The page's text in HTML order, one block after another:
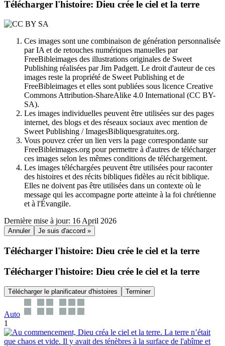
Télécharger l'histoire: Dieu crée le ciel et la terre
Ces images sont une combinaison de génération personnalisée
par IA et de retouches numériques manuelles par
FreeBibleimages des illustrations originales de Sweet
Publishing réalisées par Jim Padgett. Le droit d'auteur de ces
images reste la propriété de Sweet Publishing et de
FreeBibleimages et elles sont publiées sous licence Creative
Commons Attribution-ShareAlike 4.0 International (CC BY-
SA).
Les images individuelles peuvent être utilisées sur des pages
internet, des blogs et des réseaux sociaux avec mention de
Sweet Publishing / ImagesBibliquesgratuites.org.
Vous pouvez créer un lien vers la page correspondante sur
FreeBibleimages.org pour permettre à d'autres de télécharger
ces images selon les mêmes conditions de téléchargement.
Les images téléchargées peuvent être utilisées pour raconter
des histoires et des récits bibliques fidèles au récit biblique.
Elles ne doivent pas être utilisées dans un contexte où le
message qui les accompagne porte atteinte à la foi chrétienne
et à l'Évangile.
Dernière mise à jour: 16 April 2026
Annuler Je suis d'accord »
Télécharger l'histoire: Dieu crée le ciel et la terre
Télécharger l'histoire: Dieu crée le ciel et la terre
Télécharger le planificateur d'histoires Terminer
Auto
1